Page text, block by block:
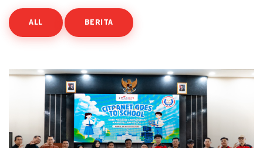
ALL BERITA